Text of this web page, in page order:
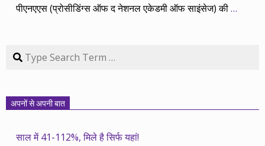
पीएनएएस (प्रोसीडिंग्स ऑफ द नेशनल एकेडमी ऑफ साइंसेज) की…
Search
अपनों से अपनी बात
साल में 41-112%, मिले है सिर्फ यहां!